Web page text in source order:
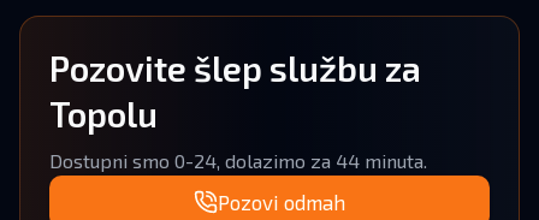
Pozovite šlep službu za
Topolu
Dostupni smo 0-24, dolazimo za 44 minuta.
Pozovi odmah